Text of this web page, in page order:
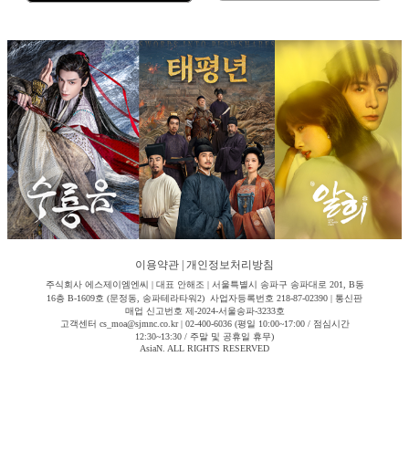
이용약관 개인정보처리방침
주식회사 에스제이엠엔씨 | 대표 안해조 | 서울특별시 송파구 송파대로 201, B동
16층 B-1609호 (문정동, 송파테라타워2) 사업자등록번호 218-87-02390 | 통신판
매업 신고번호 제-2024-서울송파-3233호
고객센터 cs_moa@sjmnc.co.kr | 02-400-6036 (평일 10:00~17:00 / 점심시간
12:30~13:30 / 주말 및 공휴일 휴무)
AsiaN. ALL RIGHTS RESERVED